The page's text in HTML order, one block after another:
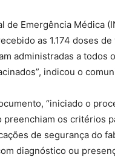
de Emergência Médica
as 1.174 doses
administradas a
indicou o
“iniciado o
os critérios
de segurança do
diagnóstico ou